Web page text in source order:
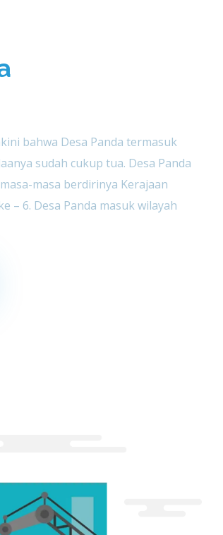
bahwa Desa Panda termasuk
sudah cukup tua. Desa Panda
masa berdirinya Kerajaan
– 6. Desa Panda masuk wilayah